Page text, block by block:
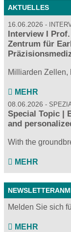
AKTUELLES
16.06.2026
Interview I
Zentrum für
Milliarden
MEHR
08.06.2026
Special Topic |
and
With the
MEHR
Melden Sie sich
MEHR